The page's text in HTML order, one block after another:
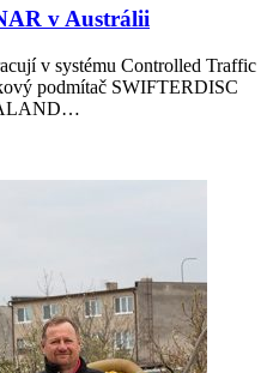
v Austrálii
v systému Controlled Traffic
podmítač SWIFTERDISC